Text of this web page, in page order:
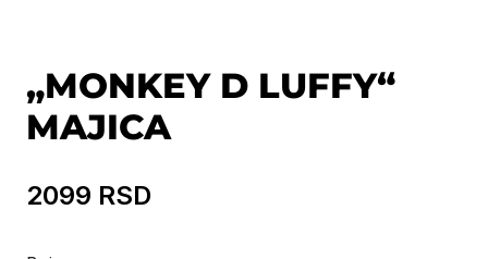
„MONKEY D LUFFY“
MAJICA
2099 RSD